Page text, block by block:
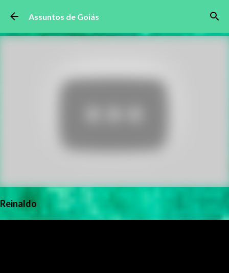
Pular para o conteúdo principal
Assuntos de Goiás
Reinaldo